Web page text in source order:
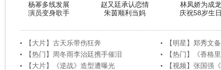
杨幂多线发展
演员变身歌手
赵又廷承认恋情
朱茵顺利当妈
林凤娇为成龙
庆祝58岁生
【大片】古天乐带伤狂奔
【明星】郑秀文
【热门】周冬雨李治廷携手催泪
【热门】《香格
【大片】《逆战》造型遭曝光
【视频】张国强